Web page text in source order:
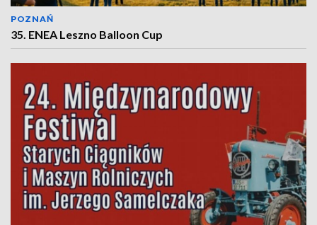
POZNAŃ
35. ENEA Leszno Balloon Cup